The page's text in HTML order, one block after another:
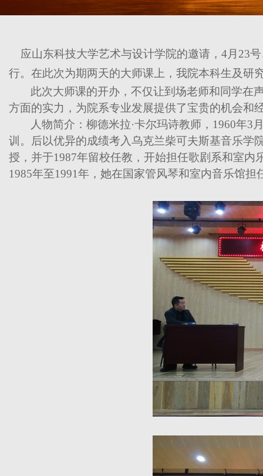
应山东科技大学艺术与设计学院的邀请， 4月 23
行。在此次为期两天的大师课上，我院本科生及研
此次大师课的开办，不仅让到场老师和同学在
方面的实力，为院系专业发展提供了宝贵的机会和
人物简介：柳德米拉·卡尔玛诗教师， 1960年3
训。后以优异的成绩考入乌克兰柴可夫斯基音乐学
授，并于1987年留校任教，开始担任歌剧系和室内
1985年至1991年，她在国家管风琴和室内音乐馆担